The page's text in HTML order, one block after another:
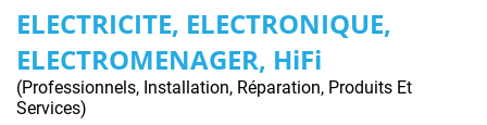
ELECTRICITE, ELECTRONIQUE,
ELECTROMENAGER, HiFi
(Professionnels, Installation, Réparation, Produits Et
Services)